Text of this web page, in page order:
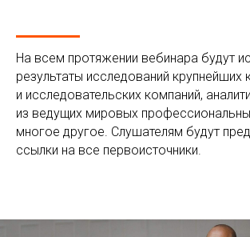
На всем протяжении вебинара будут
результаты исследований крупнейших
и исследовательских компаний,
из ведущих мировых
многое другое. Слушателям будут
ссылки на все первоисточники.